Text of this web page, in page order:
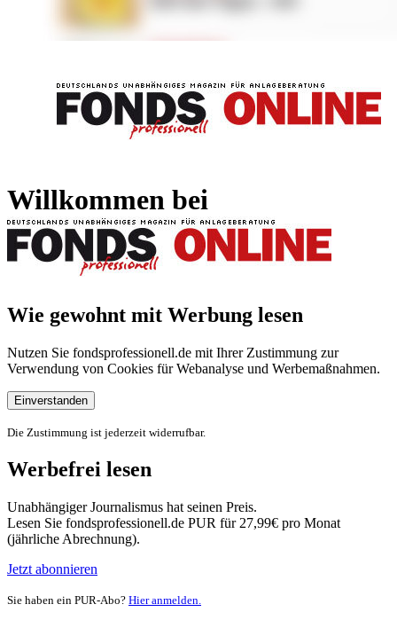
Willkommen bei
Wie gewohnt mit Werbung lesen
Nutzen Sie fondsprofessionell.de mit Ihrer Zustimmung zur
Verwendung von Cookies für Webanalyse und Werbemaßnahmen.
Einverstanden
Die Zustimmung ist jederzeit widerrufbar.
Werbefrei lesen
Unabhängiger Journalismus hat seinen Preis.
Lesen Sie fondsprofessionell.de PUR für 27,99€ pro Monat
(jährliche Abrechnung).
Jetzt abonnieren
Sie haben ein PUR-Abo? Hier anmelden.